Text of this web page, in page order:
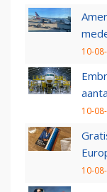
10-
10-
10-